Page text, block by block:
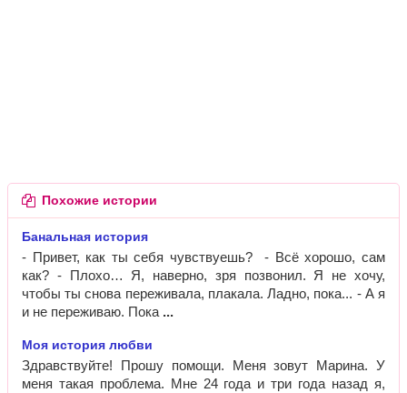
Похожие истории
Банальная история
- Привет, как ты себя чувствуешь? - Всё хорошо, сам
как? - Плохо… Я, наверно, зря позвонил. Я не хочу,
чтобы ты снова переживала, плакала. Ладно, пока... - А я
и не переживаю. Пока
Моя история любви
Здравствуйте! Прошу помощи. Меня зовут Марина. У
меня такая проблема. Мне 24 года и три года назад я,